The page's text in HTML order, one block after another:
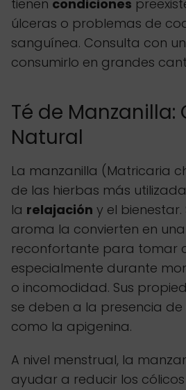
tienen condiciones
úlceras o problemas de
sanguínea. Consulta con
consumirlo en grandes
Té de
Natural
La manzanilla (Matricaria
de las hierbas más
la relajación y el
aroma la convierten en
reconfortante para tomar
especialmente durante
o incomodidad. Sus
se deben a la presencia
como la apigenina.
A nivel menstrual, la
ayudar a reducir los